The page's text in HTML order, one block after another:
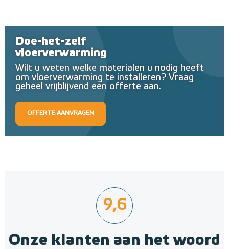
Doe-het-zelf
vloerverwarming
Wilt u weten welke materialen u nodig heeft
om vloerverwarming te installeren? Vraag
geheel vrijblijvend een offerte aan.
OFFERTE AANVRAGEN
9,6
Onze klanten aan het woord